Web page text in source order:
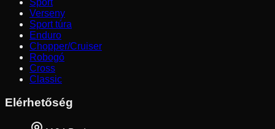
Verseny
Sport túra
Enduro
Chopper/Cruiser
Robogó
Cross
Classic
Elérhetőség